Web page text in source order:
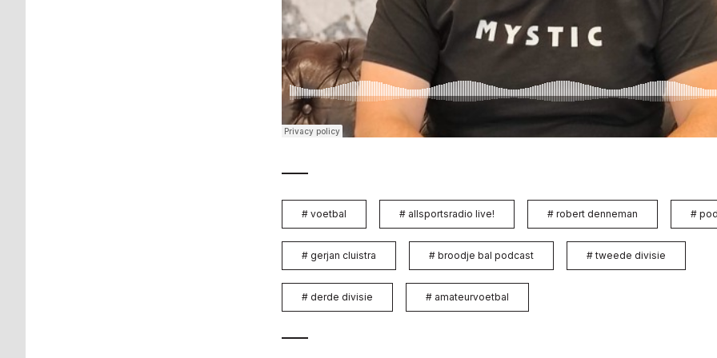
# voetbal # allsportsradio live! # robert denneman #
# gerjan cluistra # broodje bal podcast #tweede divisie
# derde divisie # amateurvoetbal